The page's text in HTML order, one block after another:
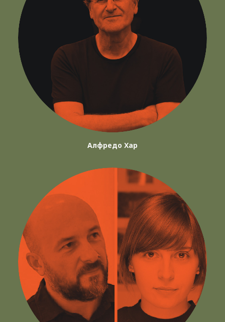
Алфредо Хар